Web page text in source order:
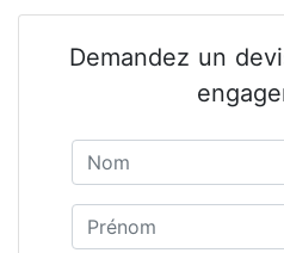
Demandez un
Prénom